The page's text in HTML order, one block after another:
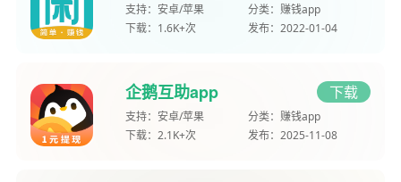
支持： 安卓/苹果 分类： 赚钱app
下载： 1.6K+次 发布： 2022-01-04
企鹅互助app 下载
支持： 安卓/苹果 分类： 赚钱app
下载： 2.1K+次 发布： 2025-11-08